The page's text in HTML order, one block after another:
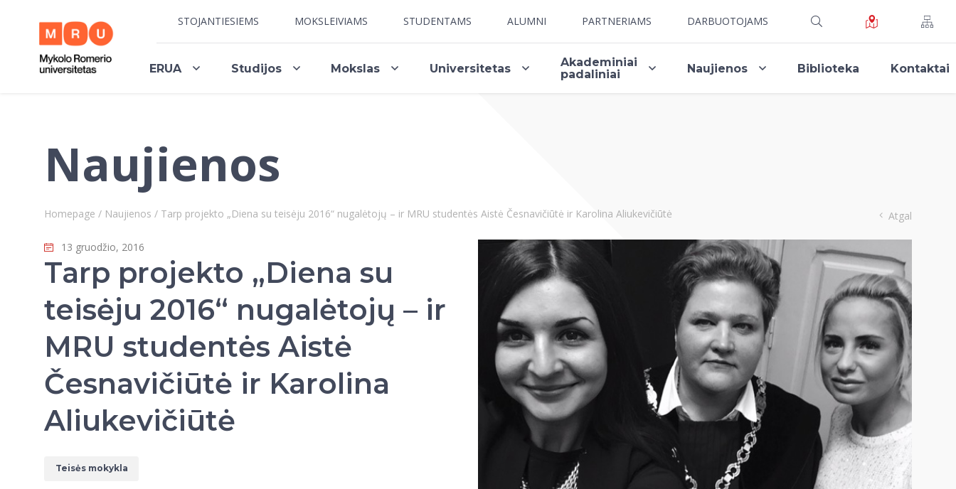
STOJANTIESIEMS MOKSLEIVIAMS STUDENTAMS ALUMNI PARTNERIAMS DARBUOTOJAMS
ERUA Studijos Mokslas Universitetas
Akademiniai
padaliniai
Naujienos Biblioteka Kontaktai
Naujienos
Homepage / Naujienos / Tarp projekto „Diena su teisėju 2016“ nugalėtojų – ir MRU studentės Aistė Česnavičiūtė ir Karolina Aliukevičiūtė Atgal
13 gruodžio, 2016
Tarp projekto „Diena su
teisėju 2016“ nugalėtojų – ir
MRU studentės Aistė
Česnavičiūtė ir Karolina
Aliukevičiūtė
Teisės mokykla